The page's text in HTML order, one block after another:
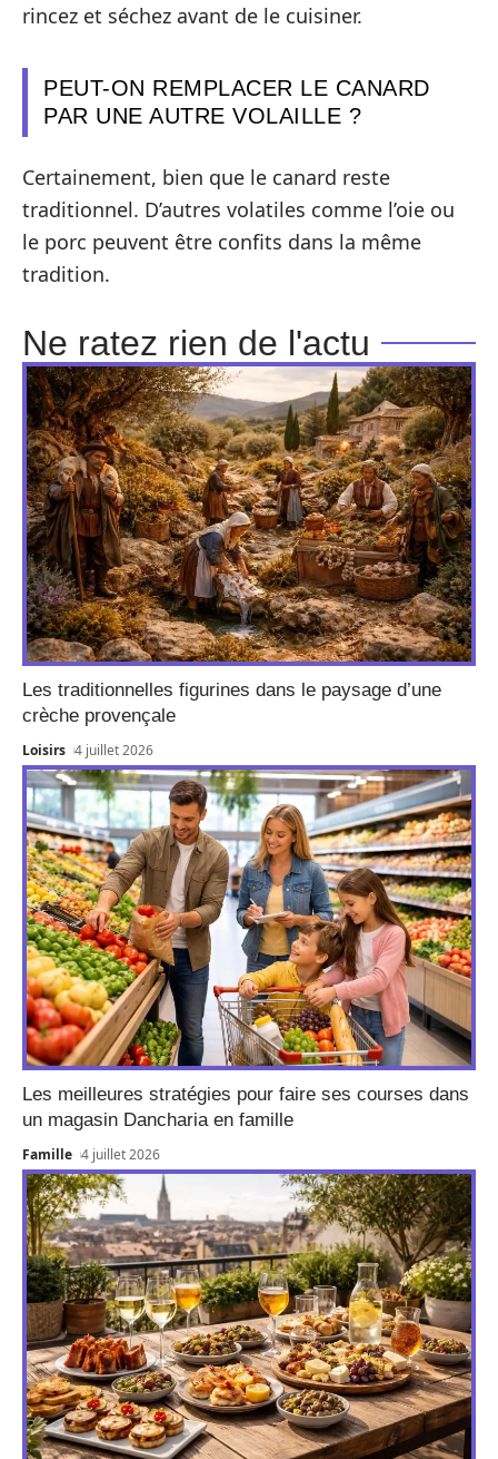
rincez et séchez avant de le cuisiner.
PEUT-ON REMPLACER LE CANARD
PAR UNE AUTRE VOLAILLE ?
Certainement, bien que le canard reste
traditionnel. D’autres volatiles comme l’oie ou
le porc peuvent être confits dans la même
tradition.
Ne ratez rien de l'actu
Les traditionnelles figurines dans le paysage d’une
crèche provençale
Loisirs 4 juillet 2026
Les meilleures stratégies pour faire ses courses dans
un magasin Dancharia en famille
Famille 4 juillet 2026